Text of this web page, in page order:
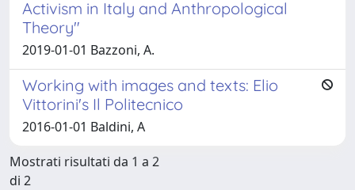
Activism in Italy and Anthropological
Theory"
2019-01-01 Bazzoni, A.
Working with images and texts: Elio
Vittorini's Il Politecnico
2016-01-01 Baldini, A
Mostrati risultati da 1 a 2
di 2